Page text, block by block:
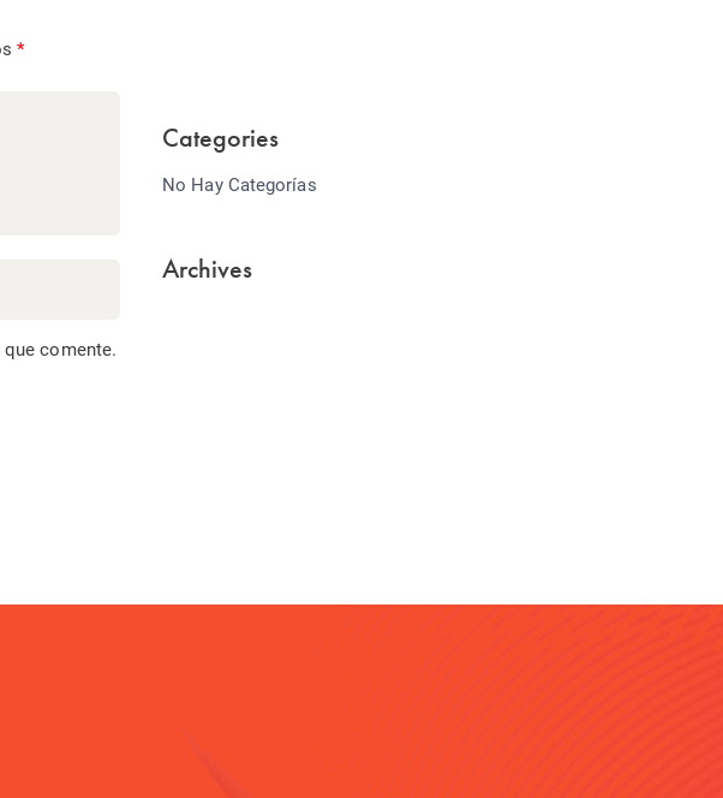
*
comente.
Categories
No Hay Categorías
Archives